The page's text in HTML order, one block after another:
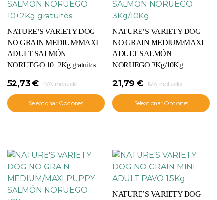
NATURE’S VARIETY DOG
NO GRAIN MEDIUM/MAXI
ADULT SALMÓN
NORUEGO 10+2Kg gratuitos
52,73€ IVA incluido
Seleccionar Opciones
NATURE’S VARIETY DOG
NO GRAIN MEDIUM/MAXI
ADULT SALMÓN
NORUEGO 3Kg/10Kg
21,79 € IVA incluido
Seleccionar Opciones
NATURE’S VARIETY DOG